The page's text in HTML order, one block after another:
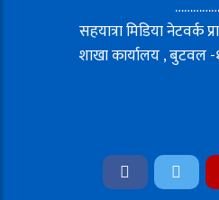
सहयात्रा मिडिया नेटवर्क
शाखा कार्यालय , बुटवल